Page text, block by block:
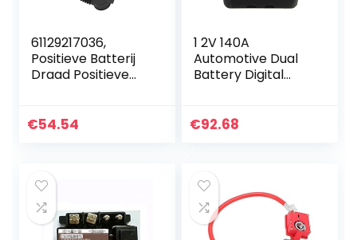
61129217036,
Positieve Batterij
Draad Positieve
Vervanging voor
€54.54
1 2V 140A
Automotive Dual
Battery Digital
V Bescherming
€92.68